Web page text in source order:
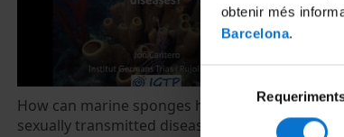
obtenir més
Barcelona.
consentiment
How can marine sponges help us fight
sexually transmitted diseases?